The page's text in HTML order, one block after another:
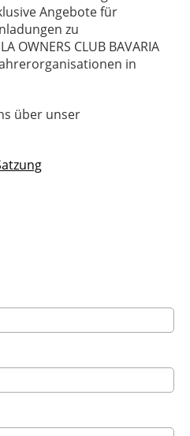
Angebote für
zu
OWNERS CLUB BAVARIA
in
über unser